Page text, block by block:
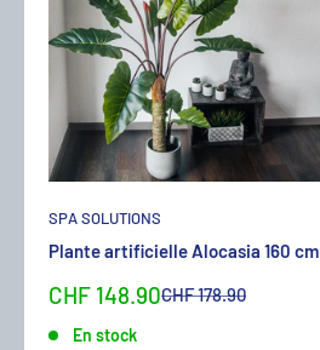
SPA SOLUTIONS
Plante artificielle Alocasia 160 cm
Sonderpreis
CHF 148.90Normalpreis
CHF 178.90
En stock